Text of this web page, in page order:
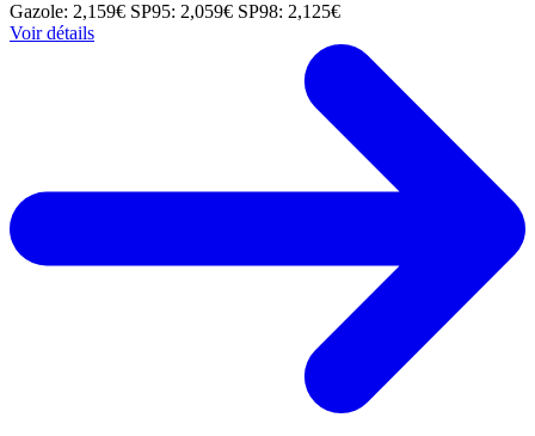
Gazole: 2,159€ SP95: 2,059€ SP98: 2,125€
Voir détails